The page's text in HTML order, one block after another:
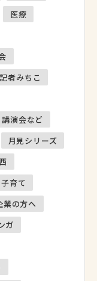
医療
記者みちこ
演会など
月見シリーズ
子育て
業の方へ
ガ